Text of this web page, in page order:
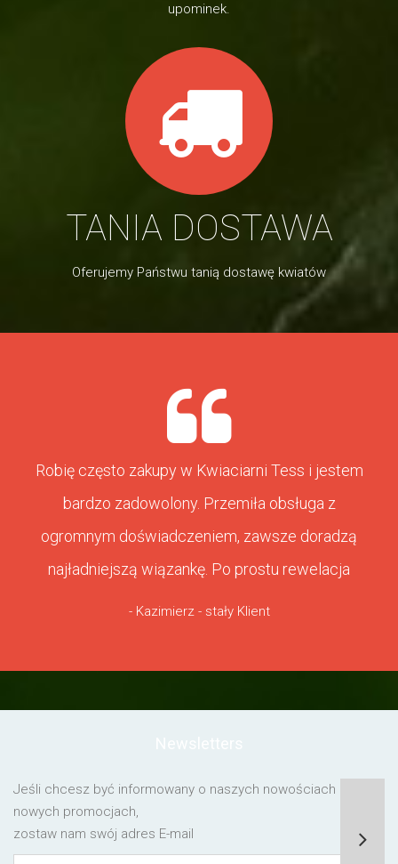
upominek.
TANIA DOSTAWA
Oferujemy Państwu tanią dostawę kwiatów
Robię często zakupy w Kwiaciarni Tess i jestem
bardzo zadowolony. Przemiła obsługa z
ogromnym doświadczeniem, zawsze doradzą
najładniejszą wiązankę. Po prostu rewelacja
- Kazimierz - stały Klient
Jeśli chcesz być informowany o naszych nowościach lub o
nowych promocjach,
zostaw nam swój adres E-mail